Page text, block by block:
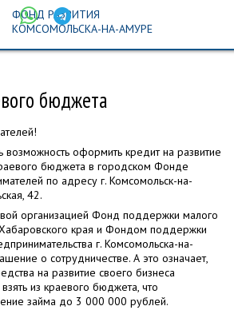
ФОНД РАЗВИТИЯ
КОМСОМОЛЬСКА-НА-АМУРЕ
бюджета
возможность оформить кредит на развитие
бюджета в городском Фонде
по адресу г. Комсомольск-на-
42.
организацией Фонд поддержки малого
края и Фондом поддержки
г. Комсомольска-на-
о сотрудничестве. А это означает,
на развитие своего бизнеса
из краевого бюджета, что
займа до 3 000 000 рублей.